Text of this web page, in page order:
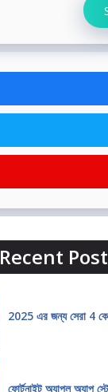
Recent
2025 এর জন্য সেরা 4 কে
ফোর্টনাইট অ্যাপল অ্যাপ